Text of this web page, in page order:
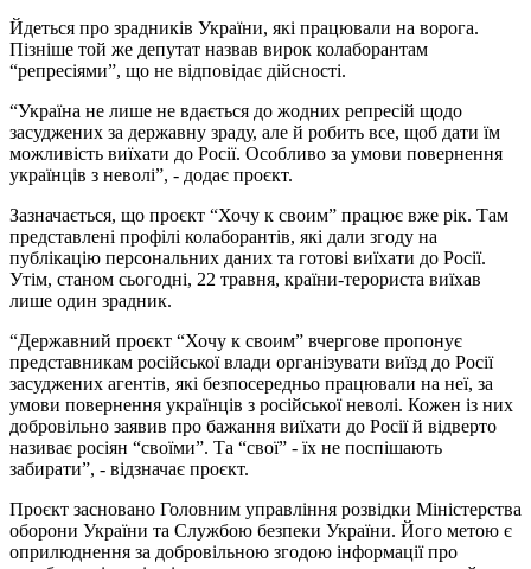
Йдеться про зрадників України, які працювали на ворога.
Пізніше той же депутат назвав вирок колаборантам
“репресіями”, що не відповідає дійсності.
“Україна не лише не вдається до жодних репресій щодо
засуджених за державну зраду, але й робить все, щоб дати їм
можливість виїхати до Росії. Особливо за умови повернення
українців з неволі”, - додає проєкт.
Зазначається, що проєкт “Хочу к своим” працює вже рік. Там
представлені профілі колаборантів, які дали згоду на
публікацію персональних даних та готові виїхати до Росії.
Утім, станом сьогодні, 22 травня, країни-терориста виїхав
лише один зрадник.
“Державний проєкт “Хочу к своим” вчергове пропонує
представникам російської влади організувати виїзд до Росії
засуджених агентів, які безпосередньо працювали на неї, за
умови повернення українців з російської неволі. Кожен із них
добровільно заявив про бажання виїхати до Росії й відверто
називає росіян “своїми”. Та “свої” - їх не поспішають
забирати”, - відзначає проєкт.
Проєкт засновано Головним управління розвідки Міністерства
оборони України та Службою безпеки України. Його метою є
оприлюднення за добровільною згодою інформації про